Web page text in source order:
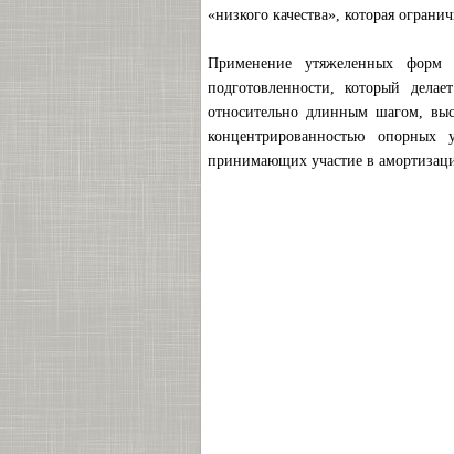
«низкого качества», которая
Применение утяжеленных форм
подготовленности, который
относительно длинным шагом,
концентрированностью
принимающих участие в